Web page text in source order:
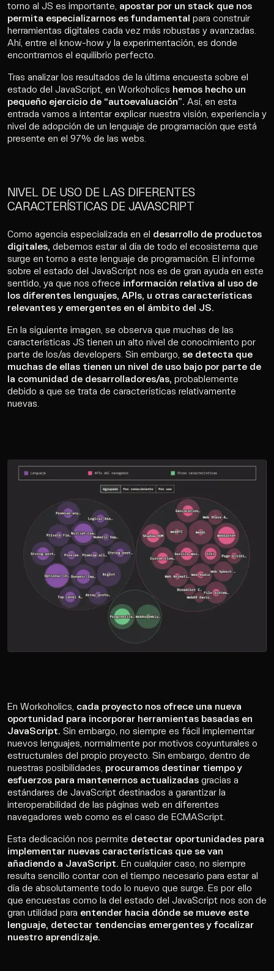
torno al JS es importante, apostar por un stack que nos
permita especializarnos es fundamental para construir
herramientas digitales cada vez más robustas y avanzadas.
Ahí, entre el know-how y la experimentación, es donde
encontramos el equilibrio perfecto.
Tras analizar los resultados de la última encuesta sobre el
estado del JavaScript, en Workoholics hemos hecho un
pequeño ejercicio de “autoevaluación”. Así, en esta
entrada vamos a intentar explicar nuestra visión, experiencia y
nivel de adopción de un lenguaje de programación que está
presente en el 97% de las webs.
NIVEL DE USO DE LAS DIFERENTES
CARACTERÍSTICAS DE JAVASCRIPT
Como agencia especializada en el desarrollo de productos
digitales, debemos estar al día de todo el ecosistema que
surge en torno a este lenguaje de programación. El informe
sobre el estado del JavaScript nos es de gran ayuda en este
sentido, ya que nos ofrece información relativa al uso de
los diferentes lenguajes, APIs, u otras características
relevantes y emergentes en el ámbito del JS.
En la siguiente imagen, se observa que muchas de las
características JS tienen un alto nivel de conocimiento por
parte de los/as developers. Sin embargo, se detecta que
muchas de ellas tienen un nivel de uso bajo por parte de
la comunidad de desarrolladores/as, probablemente
debido a que se trata de características relativamente
nuevas.
En Workoholics, cada proyecto nos ofrece una nueva
oportunidad para incorporar herramientas basadas en
JavaScript. Sin embargo, no siempre es fácil implementar
nuevos lenguajes, normalmente por motivos coyunturales o
estructurales del propio proyecto. Sin embargo, dentro de
nuestras posibilidades, procuramos destinar tiempo y
esfuerzos para mantenernos actualizadas gracias a
estándares de JavaScript destinados a garantizar la
interoperabilidad de las páginas web en diferentes
navegadores web como es el caso de ECMAScript.
Esta dedicación nos permite detectar oportunidades para
implementar nuevas características que se van
añadiendo a JavaScript. En cualquier caso, no siempre
resulta sencillo contar con el tiempo necesario para estar al
día de absolutamente todo lo nuevo que surge. Es por ello
que encuestas como la del estado del JavaScript nos son de
gran utilidad para entender hacia dónde se mueve este
lenguaje, detectar tendencias emergentes y focalizar
nuestro aprendizaje.